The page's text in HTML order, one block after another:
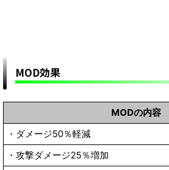
MOD効果
MODの内容
・ダメージ50％軽減
・攻撃ダメージ25％増加